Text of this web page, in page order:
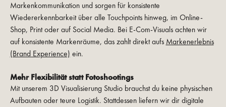
Markenkommunikation und sorgen für konsistente
Wiedererkennbarkeit über alle Touchpoints hinweg, im Online-
Shop, Print oder auf Social Media. Bei E-Com-Visuals achten wir
auf konsistente Markenräume, das zahlt direkt aufs Markenerlebnis
(Brand Experience) ein.
Mehr Flexibilität statt Fotoshootings
Mit unserem 3D Visualisierung Studio brauchst du keine physischen
Aufbauten oder teure Logistik. Stattdessen liefern wir dir digitale